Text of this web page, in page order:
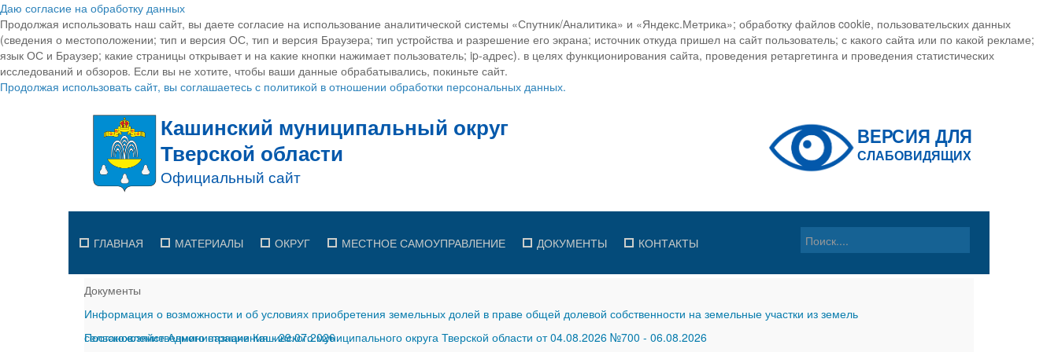
Даю согласие на обработку данных
Продолжая использовать наш сайт, вы даете согласие на использование аналитической системы «Спутник/Аналитика» и «Яндекс.Метрика»; обработку файлов cookie, пользовательских данных
(сведения о местоположении; тип и версия ОС, тип и версия Браузера; тип устройства и разрешение его экрана; источник откуда пришел на сайт пользователь; с какого сайта или по какой рекламе;
язык ОС и Браузер; какие страницы открывает и на какие кнопки нажимает пользователь; ip-адрес). в целях функционирования сайта, проведения ретаргетинга и проведения статистических
исследований и обзоров. Если вы не хотите, чтобы ваши данные обрабатывались, покиньте сайт.
Продолжая использовать сайт, вы соглашаетесь с политикой в отношении обработки персональных данных.
ГЛАВНАЯ МАТЕРИАЛЫ ОКРУГ МЕСТНОЕ САМОУПРАВЛЕНИЕ ДОКУМЕНТЫ КОНТАКТЫ
Документы
Информация о возможности и об условиях приобретения земельных долей в праве общей долевой собственности на земельные участки из земель
сельскохозяйственного назначения-29.07.2026
Постановление Администрации Кашинского муниципального округа Тверской области от 04.08.2026 №700 - 06.08.2026